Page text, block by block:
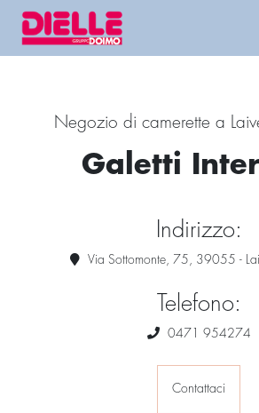
Negozio di camerette a
Galetti
Indirizzo:
Via Sottomonte, 75, 39055 -
Telefono:
0471 954274
Contattaci